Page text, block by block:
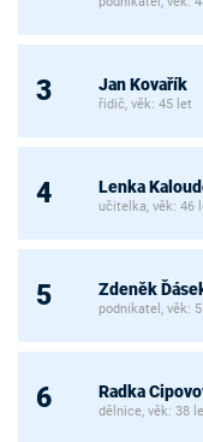
3 Jan Kovařík
řidič, věk: 45 let
4 Lenka
učitelka, věk: 46
5 Zdeněk
podnikatel, věk:
6 Radka
dělnice, věk: 38